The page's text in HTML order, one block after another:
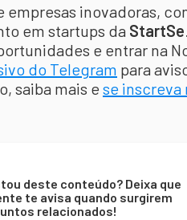
empresas inovadoras,
em startups da StartSe
e entrar na
do Telegram para
saiba mais e se inscreva
deste conteúdo? Deixa que
te avisa quando surgirem
relacionados!